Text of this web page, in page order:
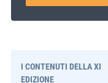
I CONTENUTI DELLA XI
EDIZIONE